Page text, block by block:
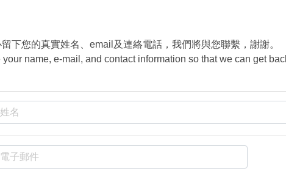
下您的真實姓名、email及連絡電話，我們將與您聯繫，謝謝。
name, e-mail, and contact information so that we can get